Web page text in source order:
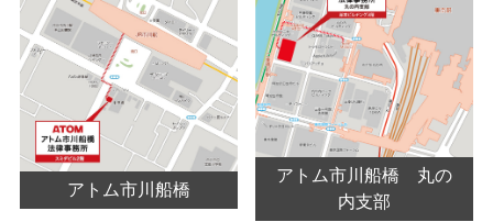
アトム市川船橋
アトム市川船橋 丸の
内支部